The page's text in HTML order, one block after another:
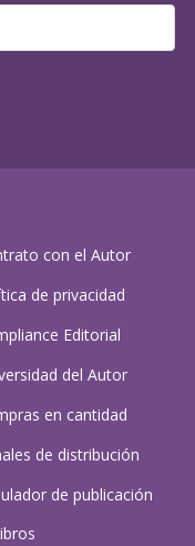
con el Autor
de privacidad
Editorial
del Autor
en cantidad
de distribución
de publicación